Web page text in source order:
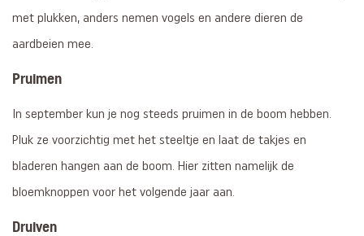
met plukken, anders nemen vogels en andere dieren de
aardbeien mee.
Pruimen
In september kun je nog steeds pruimen in de boom hebben.
Pluk ze voorzichtig met het steeltje en laat de takjes en
bladeren hangen aan de boom. Hier zitten namelijk de
bloemknoppen voor het volgende jaar aan.
Druiven